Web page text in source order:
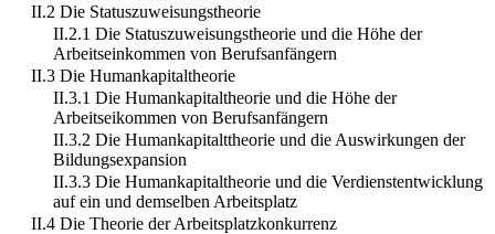
II.2 Die Statuszuweisungstheorie
II.2.1 Die Statuszuweisungstheorie und die Höhe der
Arbeitseinkommen von Berufsanfängern
II.3 Die Humankapitaltheorie
II.3.1 Die Humankapitaltheorie und die Höhe der
Arbeitseikommen von Berufsanfängern
II.3.2 Die Humankapitalttheorie und die Auswirkungen der
Bildungsexpansion
II.3.3 Die Humankapitaltheorie und die Verdienstentwicklung
auf ein und demselben Arbeitsplatz
II.4 Die Theorie der Arbeitsplatzkonkurrenz